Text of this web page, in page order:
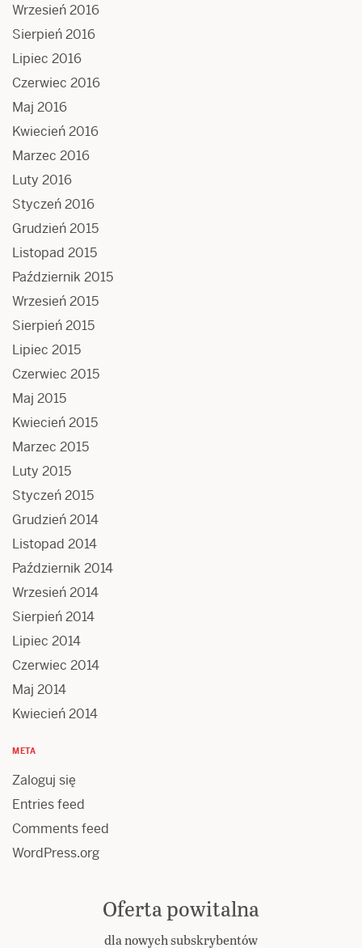
Wrzesień 2016
Sierpień 2016
Lipiec 2016
Czerwiec 2016
Maj 2016
Kwiecień 2016
Marzec 2016
Luty 2016
Styczeń 2016
Grudzień 2015
Listopad 2015
Październik 2015
Wrzesień 2015
Sierpień 2015
Lipiec 2015
Czerwiec 2015
Maj 2015
Kwiecień 2015
Marzec 2015
Luty 2015
Styczeń 2015
Grudzień 2014
Listopad 2014
Październik 2014
Wrzesień 2014
Sierpień 2014
Lipiec 2014
Czerwiec 2014
Maj 2014
Kwiecień 2014
META
Zaloguj się
Entries feed
Comments feed
WordPress.org
Oferta powitalna
dla nowych subskrybentów